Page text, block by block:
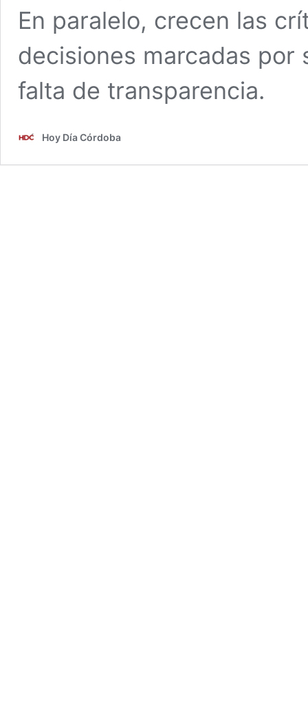
En paralelo, crecen las
decisiones marcadas por
falta de transparencia.
Hoy Día Córdoba